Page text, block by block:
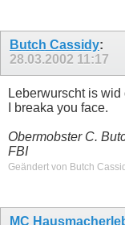
Butch Cassidy:
28.03.2002 11:17
Leberwurscht is
I breaka you face.
Obermobster C.
FBI
Geändert von Butch
MC